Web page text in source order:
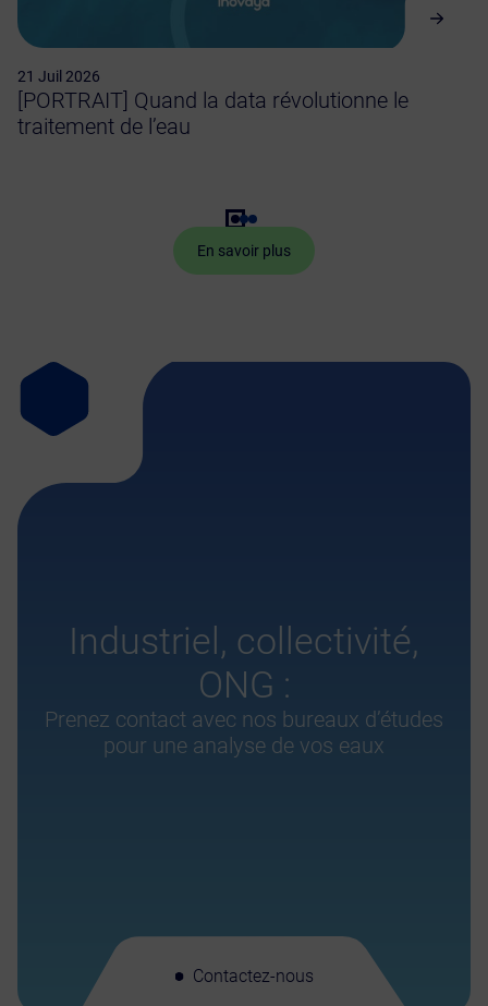
21 Juil 2026
[PORTRAIT] Quand la data révolutionne le
traitement de l’eau
En savoir plus
Contactez-nous
Industriel, collectivité,
ONG :
Prenez contact avec nos bureaux d’études
pour une analyse de vos eaux